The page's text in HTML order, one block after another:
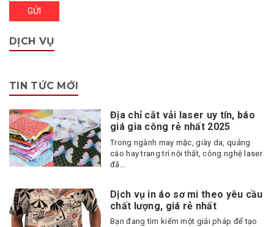
DỊCH VỤ
TIN TỨC MỚI
Địa chỉ cắt vải laser uy tín, báo
giá gia công rẻ nhất 2025
Trong ngành may mặc, giày da, quảng
cáo hay trang trí nội thất, công nghệ laser
đã...
Dịch vụ in áo sơ mi theo yêu cầu
chất lượng, giá rẻ nhất
Bạn đang tìm kiếm một giải pháp để tạo